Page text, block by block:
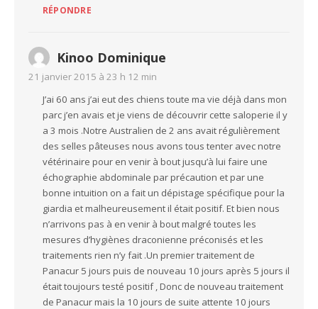
RÉPONDRE
Kinoo Dominique
21 janvier 2015 à 23 h 12 min
J’ai 60 ans j’ai eut des chiens toute ma vie déjà dans mon
parc j’en avais et je viens de découvrir cette saloperie il y
a 3 mois .Notre Australien de 2 ans avait régulièrement
des selles pâteuses nous avons tous tenter avec notre
vétérinaire pour en venir à bout jusqu’à lui faire une
échographie abdominale par précaution et par une
bonne intuition on a fait un dépistage spécifique pour la
giardia et malheureusement il était positif. Et bien nous
n’arrivons pas à en venir à bout malgré toutes les
mesures d’hygiènes draconienne préconisés et les
traitements rien n’y fait .Un premier traitement de
Panacur 5 jours puis de nouveau 10 jours après 5 jours il
était toujours testé positif , Donc de nouveau traitement
de Panacur mais la 10 jours de suite attente 10 jours